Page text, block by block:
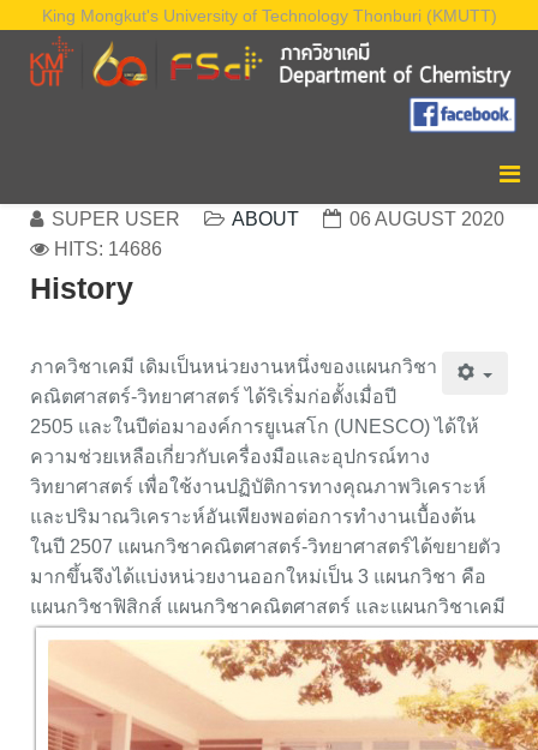
King Mongkut's University of Technology Thonburi (KMUTT)
SUPER USER ABOUT
06 AUGUST 2020
HITS: 14686
History
ภาควิชาเคมี เดิมเป็นหน่วยงานหนึ่งของแผนกวิชา
คณิตศาสตร์-วิทยาศาสตร์ ได้ริเริ่มก่อตั้งเมื่อปี
2505 และในปีต่อมาองค์การยูเนสโก (UNESCO) ได้ให้
ความช่วยเหลือเกี่ยวกับเครื่องมือและอุปกรณ์ทาง
วิทยาศาสตร์ เพื่อใช้งานปฏิบัติการทางคุณภาพวิเคราะห์
และปริมาณวิเคราะห์อันเพียงพอต่อการทำงานเบื้องต้น
ในปี 2507 แผนกวิชาคณิตศาสตร์-วิทยาศาสตร์ได้ขยายตัว
มากขึ้นจึงได้แบ่งหน่วยงานออกใหม่เป็น 3 แผนกวิชา คือ
แผนกวิชาฟิสิกส์ แผนกวิชาคณิตศาสตร์ และแผนกวิชาเคมี